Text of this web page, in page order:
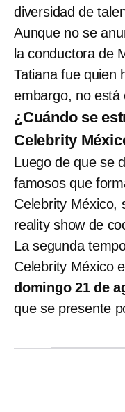
diversidad de
Aunque no se
la conductora de
Tatiana fue quien
embargo, no está
¿Cuándo se
Celebrity
Luego de que se
famosos que
Celebrity México,
reality show de
La segunda
Celebrity México
domingo 21 de
que se presente